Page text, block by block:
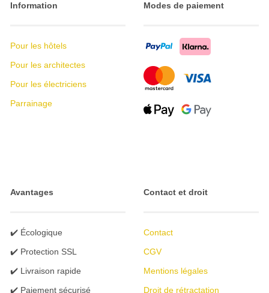
Information
Pour les hôtels
Pour les architectes
Pour les électriciens
Parrainage
Modes de paiement
Avantages
✔️ Écologique
✔️ Protection SSL
✔️ Livraison rapide
✔️ Paiement sécurisé
Contact et droit
Contact
CGV
Mentions légales
Droit de rétractation